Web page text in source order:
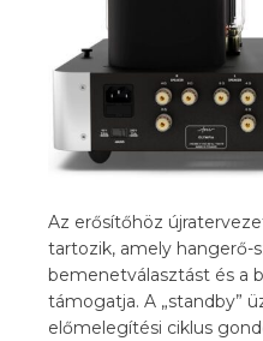
Az erősítőhöz
tartozik, amely hangerő-
bemenetválasztást és a
támogatja. A „standby”
előmelegítési ciklus